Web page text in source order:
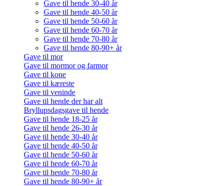
Gave til hende 30-40 år
Gave til hende 40-50 år
Gave til hende 50-60 år
Gave til hende 60-70 år
Gave til hende 70-80 år
Gave til hende 80-90+ år
Gave til mor
Gave til mormor og farmor
Gave til kone
Gave til kæreste
Gave til veninde
Gave til hende der har alt
Bryllupsdagsgave til hende
Gave til hende 18-25 år
Gave til hende 26-30 år
Gave til hende 30-40 år
Gave til hende 40-50 år
Gave til hende 50-60 år
Gave til hende 60-70 år
Gave til hende 70-80 år
Gave til hende 80-90+ år